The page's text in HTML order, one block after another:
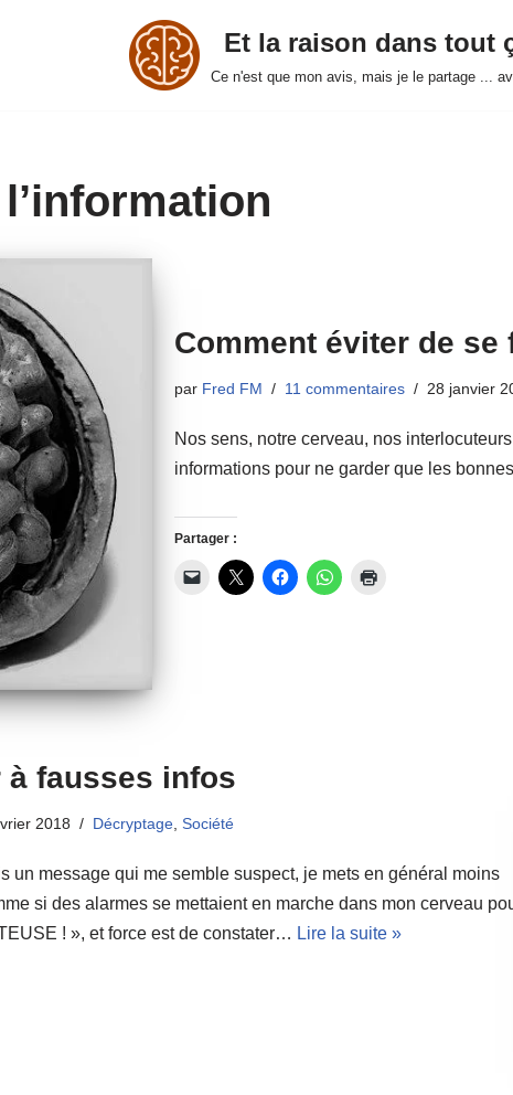
Et la raison dans tout
Ce n'est que mon avis, mais je le partage ...
Comment éviter de se
par Fred FM 11 commentaires 28 janvier
Nos sens, notre cerveau, nos
informations pour ne garder que les
Partager :
fausses infos
2018 Décryptage Société
un message qui me semble suspect, je mets en général moins
si des alarmes se mettaient en marche dans mon cerveau
! », et force est de constater… Lire la suite »